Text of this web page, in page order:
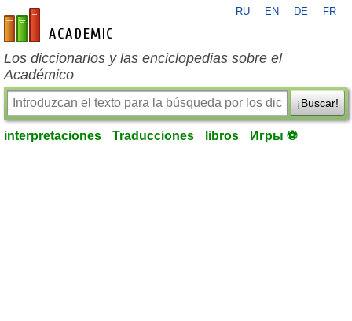
es-academic.com
RU EN DE FR
Los diccionarios y las enciclopedias sobre el
Académico
¡Buscar!
interpretaciones Traducciones libros Игры ⚽